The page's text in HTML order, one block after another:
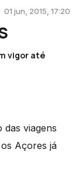
01 jun, 2015, 17:20
vigor até
das viagens
Açores já